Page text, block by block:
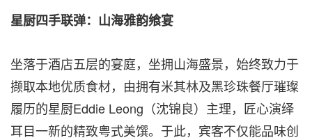
星厨四手联弹：山海雅韵飨宴
坐落于酒店五层的宴庭，坐拥山海盛景，始终致力于
撷取本地优质食材，由拥有米其林及黑珍珠餐厅璀璨
履历的星厨Eddie Leong（沈锦良）主理，匠心演绎
耳目一新的精致粤式美馔。于此，宾客不仅能品味创